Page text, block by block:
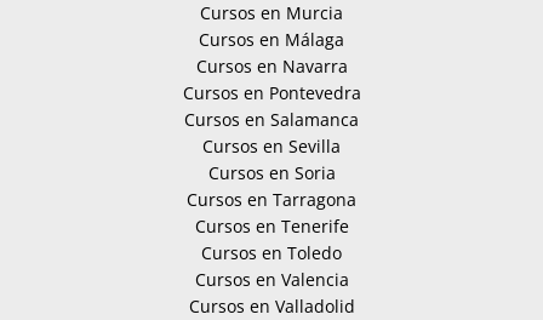
Cursos en Murcia
Cursos en Málaga
Cursos en Navarra
Cursos en Pontevedra
Cursos en Salamanca
Cursos en Sevilla
Cursos en Soria
Cursos en Tarragona
Cursos en Tenerife
Cursos en Toledo
Cursos en Valencia
Cursos en Valladolid